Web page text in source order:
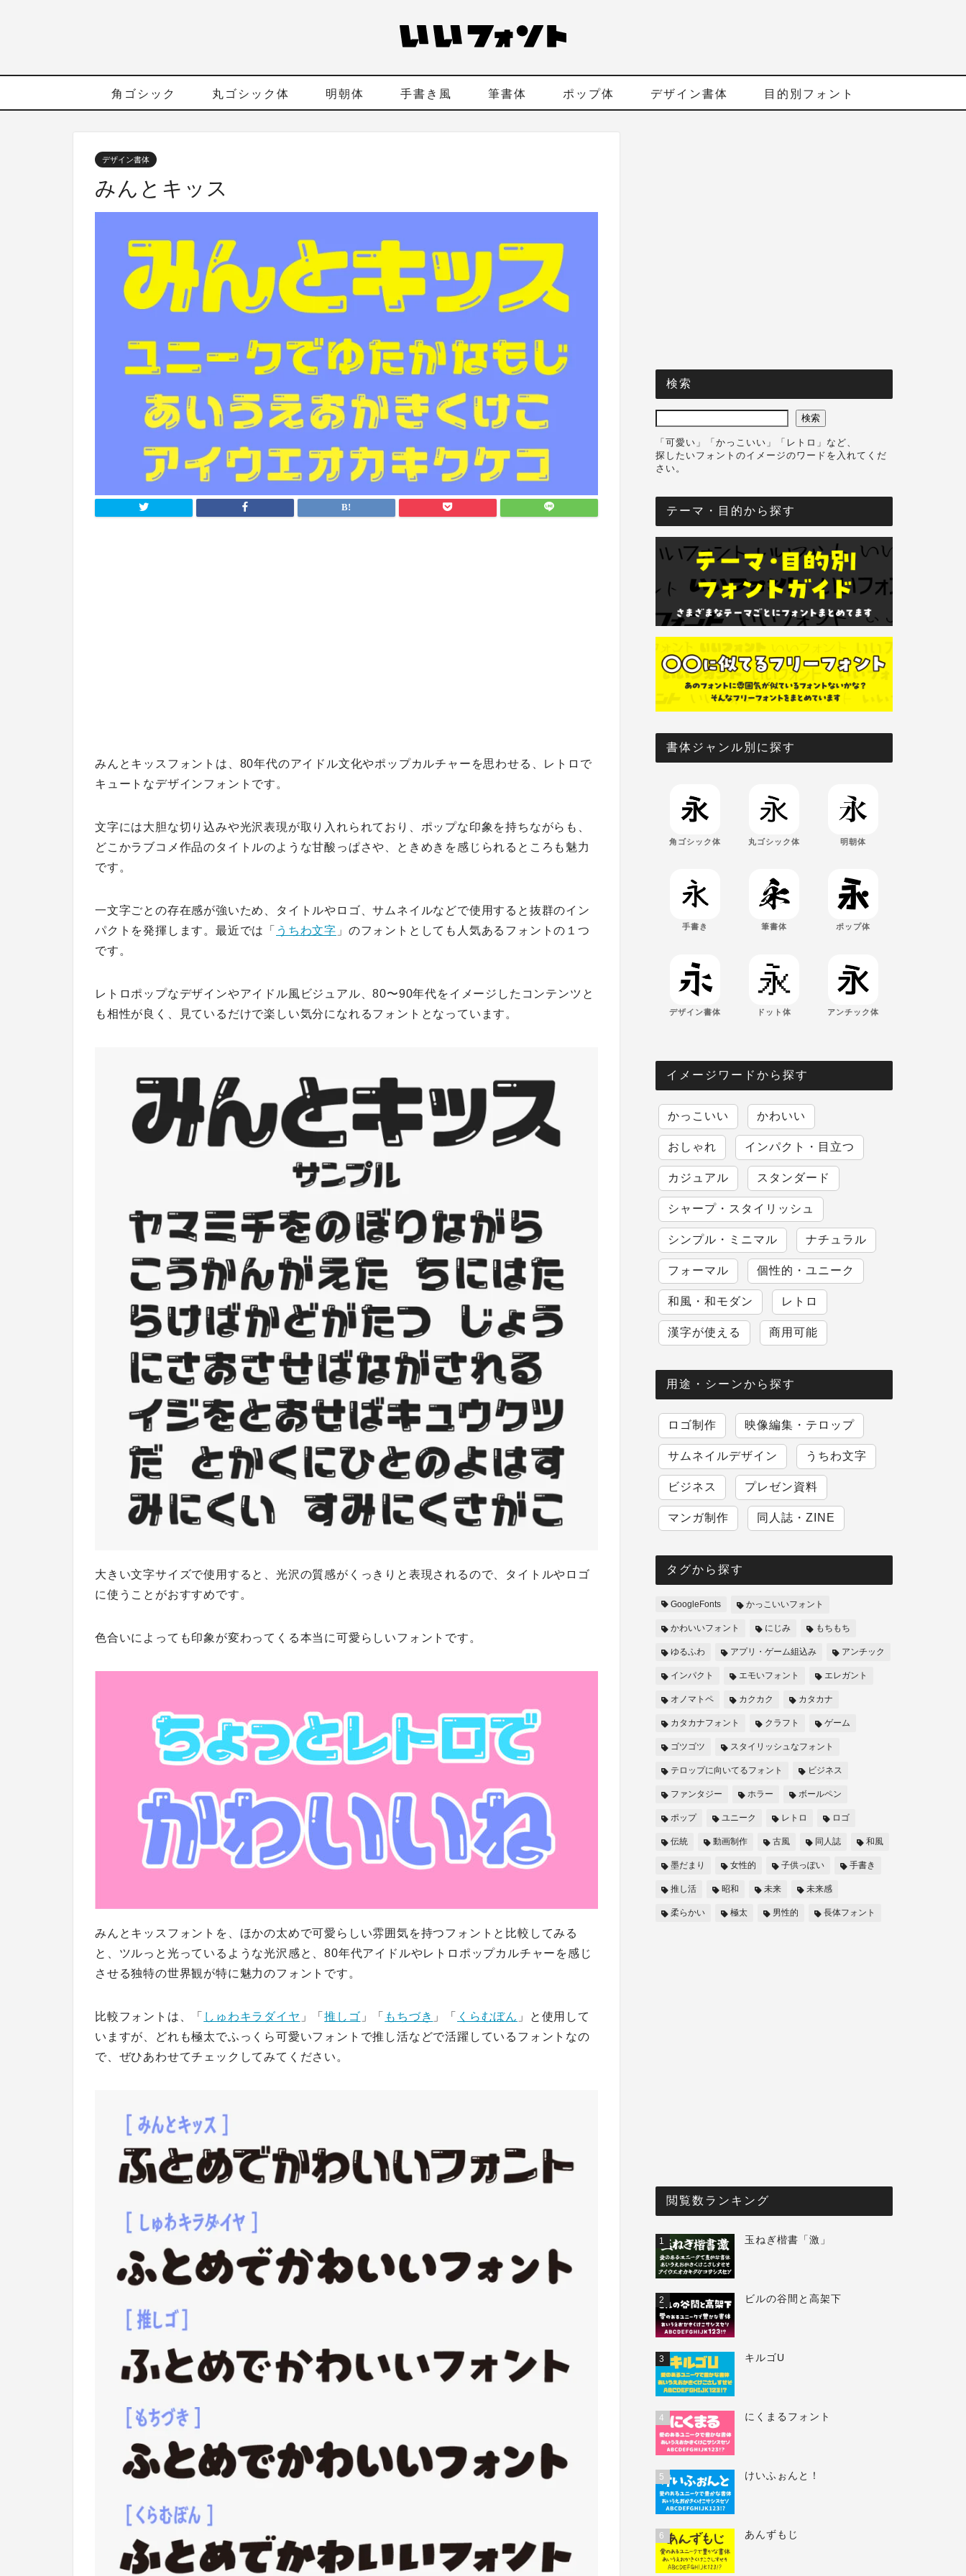
角ゴシック 丸ゴシック体 明朝体 手書き風 筆書体 ポップ体 デザイン書体 目的別フォント
デザイン書体
みんとキッス
みんとキッスフォントは、80年代のアイドル文化やポップカルチャーを思わせる、レトロで
キュートなデザインフォントです。
文字には大胆な切り込みや光沢表現が取り入れられており、ポップな印象を持ちながらも、
どこかラブコメ作品のタイトルのような甘酸っぱさや、ときめきを感じられるところも魅力
です。
一文字ごとの存在感が強いため、タイトルやロゴ、サムネイルなどで使用すると抜群のイン
パクトを発揮します。最近では「 うちわ文字 」のフォントとしても人気あるフォントの１つ
です。
レトロポップなデザインやアイドル風ビジュアル、80〜90年代をイメージしたコンテンツと
も相性が良く、見ているだけで楽しい気分になれるフォントとなっています。
大きい文字サイズで使用すると、光沢の質感がくっきりと表現されるので、タイトルやロゴ
に使うことがおすすめです。
色合いによっても印象が変わってくる本当に可愛らしいフォントです。
みんとキッスフォントを、ほかの太めで可愛らしい雰囲気を持つフォントと比較してみる
と、ツルっと光っているような光沢感と、80年代アイドルやレトロポップカルチャーを感じ
させる独特の世界観が特に魅力のフォントです。
比較フォントは、「 しゅわキラダイヤ 」「推しゴ 」「 もちづき 」「 くらむぼん 」と使用して
いますが、どれも極太でふっくら可愛いフォントで推し活などで活躍しているフォントなの
で、ぜひあわせてチェックしてみてください。
検索
検索
「可愛い」「かっこいい」「レトロ」など、
探したいフォントのイメージのワードを入れてくだ
さい。
テーマ・目的から探す
書体ジャンル別に探す
角ゴシック体 丸ゴシック体 明朝体
手書き 筆書体 ポップ体
デザイン書体 ドット体 アンチック体
イメージワードから探す
かっこいい かわいい
おしゃれ インパクト・目立つ
カジュアル スタンダード
シャープ・スタイリッシュ
シンプル・ミニマル ナチュラル
フォーマル 個性的・ユニーク
和風・和モダン レトロ
漢字が使える 商用可能
用途・シーンから探す
ロゴ制作 映像編集・テロップ
サムネイルデザイン うちわ文字
ビジネス プレゼン資料
マンガ制作 同人誌・ZINE
タグから探す
GoogleFonts かっこいいフォント
かわいいフォント にじみ もちもち
ゆるふわ アプリ・ゲーム組込み アンチック
インパクト エモいフォント エレガント
オノマトペ カクカク カタカナ
カタカナフォント クラフト ゲーム
ゴツゴツ スタイリッシュなフォント
テロップに向いてるフォント ビジネス
ファンタジー ホラー ボールペン
ポップ ユニーク レトロ ロゴ
伝統 動画制作 古風 同人誌 和風
墨だまり 女性的 子供っぽい 手書き
推し活 昭和 未来 未来感
柔らかい 極太 男性的 長体フォント
閲覧数ランキング
1 玉ねぎ楷書「激」
2 ビルの谷間と高架下
3 キルゴU
4 にくまるフォント
5 けいふぉんと！
6 あんずもじ